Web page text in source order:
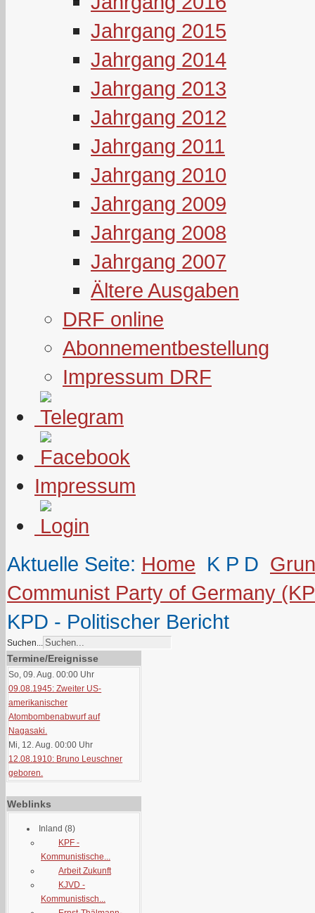
Jahrgang 2015
Jahrgang 2014
Jahrgang 2013
Jahrgang 2012
Jahrgang 2011
Jahrgang 2010
Jahrgang 2009
Jahrgang 2008
Jahrgang 2007
Ältere Ausgaben
DRF online
Abonnementbestellung
Impressum DRF
Impressum
Aktuelle Seite: Home K P D
Communist Party of Germany
KPD - Politischer Bericht
Suchen...
Termine/Ereignisse
So, 09. Aug. 00:00 Uhr
09.08.1945: Zweiter US-
amerikanischer
Atombombenabwurf auf
Nagasaki.
Mi, 12. Aug. 00:00 Uhr
12.08.1910: Bruno Leuschner
geboren.
Weblinks
Inland (8)
KPF -
Kommunistische...
Arbeit Zukunft
KJVD -
Kommunistisch...